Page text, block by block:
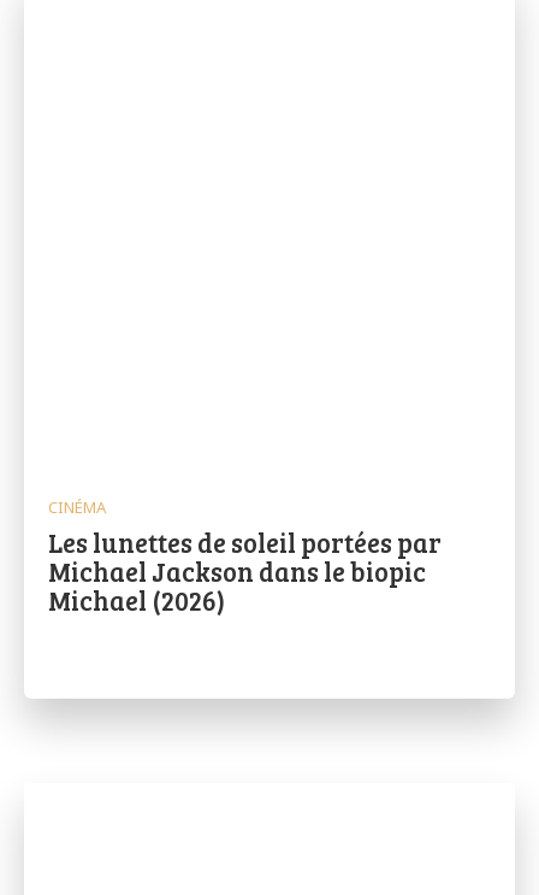
CINÉMA
Les lunettes de soleil portées par
Michael Jackson dans le biopic
Michael (2026)